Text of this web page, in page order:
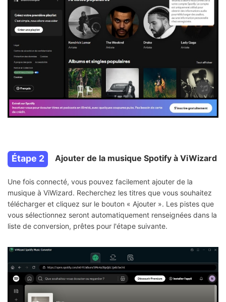
Étape 2 Ajouter de la musique Spotify à ViWizard
Une fois connecté, vous pouvez facilement ajouter de la
musique à ViWizard. Recherchez les titres que vous souhaitez
télécharger et cliquez sur le bouton « Ajouter ». Les pistes que
vous sélectionnez seront automatiquement renseignées dans la
liste de conversion, prêtes pour l'étape suivante.